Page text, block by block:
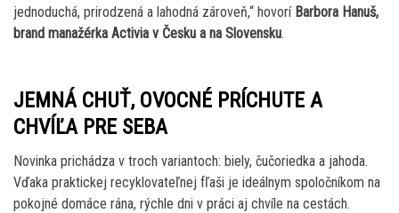
jednoduchá, prirodzená a lahodná zároveň,“ hovorí Barbora Hanuš,
brand manažérka Activia v Česku a na Slovensku.
JEMNÁ CHUŤ, OVOCNÉ PRÍCHUTE A
CHVÍĽA PRE SEBA
Novinka prichádza v troch variantoch: biely, čučoriedka a jahoda.
Vďaka praktickej recyklovateľnej fľaši je ideálnym spoločníkom na
pokojné domáce rána, rýchle dni v práci aj chvíle na cestách.